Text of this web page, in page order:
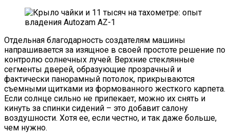
Отдельная благодарность создателям машины
напрашивается за изящное в своей простоте решение по
контролю солнечных лучей. Верхние стеклянные
сегменты дверей, образующие прозрачный и
фактически панорамный потолок, прикрываются
съемными щитками из формованного жесткого карпета.
Если солнце сильно не припекает, можно их снять и
кинуть за спинки сидений – это добавит салону
воздушности. Хотя ее, если честно, и так даже больше,
чем нужно.